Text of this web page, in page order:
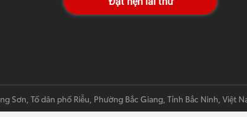
Sơn, Tổ dân phố Riễu, Phường Bắc Giang, Tỉnh Bắc Ninh, Việt